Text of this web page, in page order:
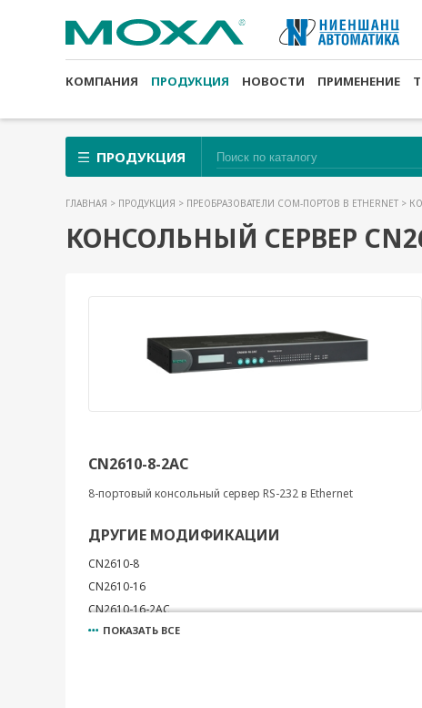
КОМПАНИЯ ПРОДУКЦИЯ НОВОСТИ ПРИМЕНЕНИЕ
ПРОДУКЦИЯ
ГЛАВНАЯ > ПРОДУКЦИЯ > ПРЕОБРАЗОВАТЕЛИ COM-ПОРТОВ В ETHERNET >
КОНСОЛЬНЫЙ СЕРВЕР
CN2610-8-2AC
8-портовый консольный сервер RS-232 в Ethernet
ДРУГИЕ МОДИФИКАЦИИ
CN2610-8
CN2610-16
CN2610-16-2AC
CN2650I-8
ПОКАЗАТЬ ВСЕ